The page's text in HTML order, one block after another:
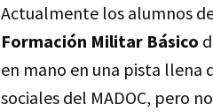
Actualmente los alumnos
Formación Militar Básico
en mano en una pista llena
sociales del MADOC, pero